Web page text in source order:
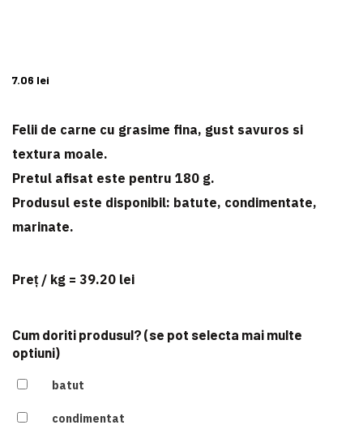
7.06 lei
Felii de carne cu grasime fina, gust savuros si
textura moale.
Pretul afisat este pentru180 g.
Produsul este disponibil: batute, condimentate,
marinate.
Preț / kg = 39.20 lei
Cum doriti produsul? (se pot selecta mai multe
optiuni)
batut
condimentat